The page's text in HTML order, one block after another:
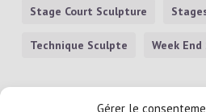
Gérer le
Stage Court Sculpture
Technique Sculpte Week